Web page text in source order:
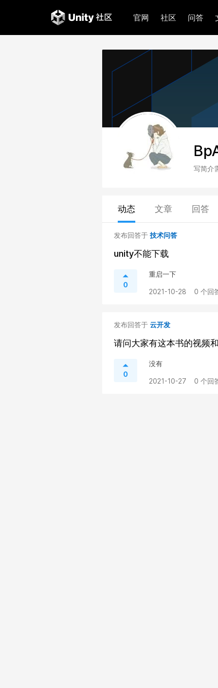
官网 社区 问答
写简介
动态 文章 回答
发布回答于 技术问答
unity不能下载
0
重启一下
2021-10-28 0 个回
发布回答于 云开发
请问大家有这本书的视频
0
没有
2021-10-27 0 个回